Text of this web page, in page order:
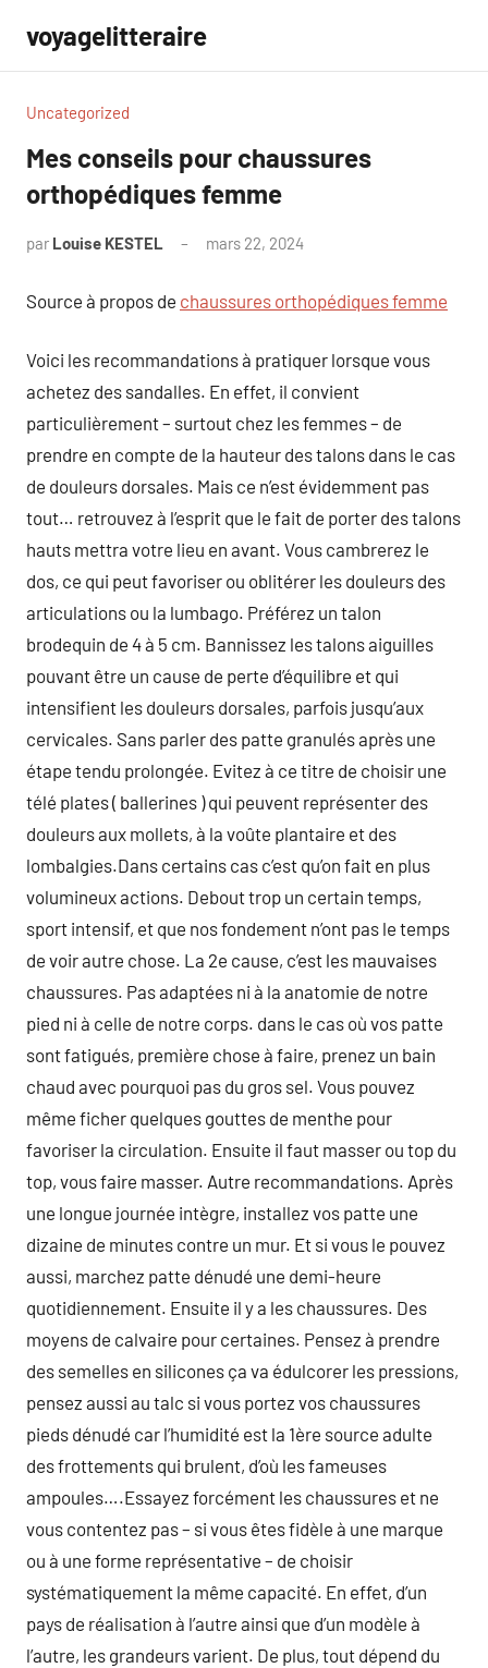
contenu
voyagelitteraire
Uncategorized
Mes conseils pour chaussures
orthopédiques femme
par Louise KESTEL mars 22, 2024
Source à propos de chaussures orthopédiques femme
Voici les recommandations à pratiquer lorsque vous
achetez des sandalles. En effet, il convient
particulièrement – surtout chez les femmes – de
prendre en compte de la hauteur des talons dans le cas
de douleurs dorsales. Mais ce n’est évidemment pas
tout… retrouvez à l’esprit que le fait de porter des talons
hauts mettra votre lieu en avant. Vous cambrerez le
dos, ce qui peut favoriser ou oblitérer les douleurs des
articulations ou la lumbago. Préférez un talon
brodequin de 4 à 5 cm. Bannissez les talons aiguilles
pouvant être un cause de perte d’équilibre et qui
intensifient les douleurs dorsales, parfois jusqu’aux
cervicales. Sans parler des patte granulés après une
étape tendu prolongée. Evitez à ce titre de choisir une
télé plates ( ballerines ) qui peuvent représenter des
douleurs aux mollets, à la voûte plantaire et des
lombalgies.Dans certains cas c’est qu’on fait en plus
volumineux actions. Debout trop un certain temps,
sport intensif, et que nos fondement n’ont pas le temps
de voir autre chose. La 2e cause, c’est les mauvaises
chaussures. Pas adaptées ni à la anatomie de notre
pied ni à celle de notre corps. dans le cas où vos patte
sont fatigués, première chose à faire, prenez un bain
chaud avec pourquoi pas du gros sel. Vous pouvez
même ficher quelques gouttes de menthe pour
favoriser la circulation. Ensuite il faut masser ou top du
top, vous faire masser. Autre recommandations. Après
une longue journée intègre, installez vos patte une
dizaine de minutes contre un mur. Et si vous le pouvez
aussi, marchez patte dénudé une demi-heure
quotidiennement. Ensuite il y a les chaussures. Des
moyens de calvaire pour certaines. Pensez à prendre
des semelles en silicones ça va édulcorer les pressions,
pensez aussi au talc si vous portez vos chaussures
pieds dénudé car l’humidité est la 1ère source adulte
des frottements qui brulent, d’où les fameuses
ampoules….Essayez forcément les chaussures et ne
vous contentez pas – si vous êtes fidèle à une marque
ou à une forme représentative – de choisir
systématiquement la même capacité. En effet, d’un
pays de réalisation à l’autre ainsi que d’un modèle à
l’autre, les grandeurs varient. De plus, tout dépend du